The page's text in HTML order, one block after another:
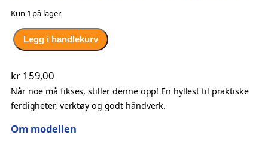
Kun 1 på lager
B
a
e
a
n
H
Legg i handlekurv
kr159,00
Når noe må fikses, stiller denne opp! En hyllest til praktiske
ferdigheter, verktøy og godt håndverk.
Om modellen